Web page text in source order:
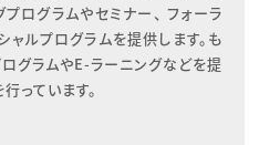
ログラムやセミナー、 フォーラ
ャルプログラムを提供します。も
グラムやE-ラーニングなどを提
っています。